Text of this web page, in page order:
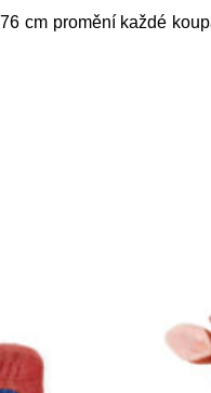
cm promění každé